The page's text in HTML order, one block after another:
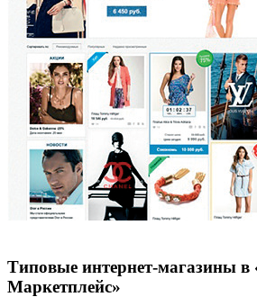
Типовые интернет-магазины в
Маркетплейс»